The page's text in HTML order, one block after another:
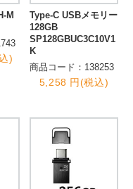
M
)
Type-C USBメモリー
128GB
SP128GBUC3C10V1
K
商品コード：138253
5,258 円(税込)